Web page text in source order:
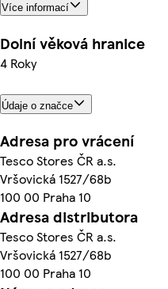
Více informací
Dolní věková hranice
4 Roky
Údaje o značce
Adresa pro vrácení
Tesco Stores ČR a.s.
Vršovická 1527/68b
100 00 Praha 10
Adresa distributora
Tesco Stores ČR a.s.
Vršovická 1527/68b
100 00 Praha 10